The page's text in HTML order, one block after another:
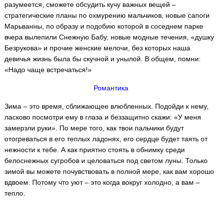
разумеется, сможете обсудить кучу важных вещей –
стратегические планы по охмурению мальчиков, новые сапоги
Марьванны, по образу и подобию которой в соседнем парке
вчера вылепили Снежную Бабу, новые модные течения, «душку
Безрукова» и прочие женские мелочи, без которых наша
девичья жизнь была бы скучной и унылой. В общем, помни:
«Надо чаще встречаться!»
Романтика
Зима – это время, сближающее влюбленных. Подойди к нему,
ласково посмотри ему в глаза и беззащитно скажи: «У меня
замерзли руки». По мере того, как твои пальчики будут
отогреваться в его теплых ладонях, его сердце будет таять от
нежности к тебе. А как приятно стоять в обнимку среди
белоснежных сугробов и целоваться под светом луны. Только
зимой вы можете почувствовать в полной мере, как вам хорошо
вдвоем. Потому что уют – это когда вокруг холодно, а вам –
тепло.